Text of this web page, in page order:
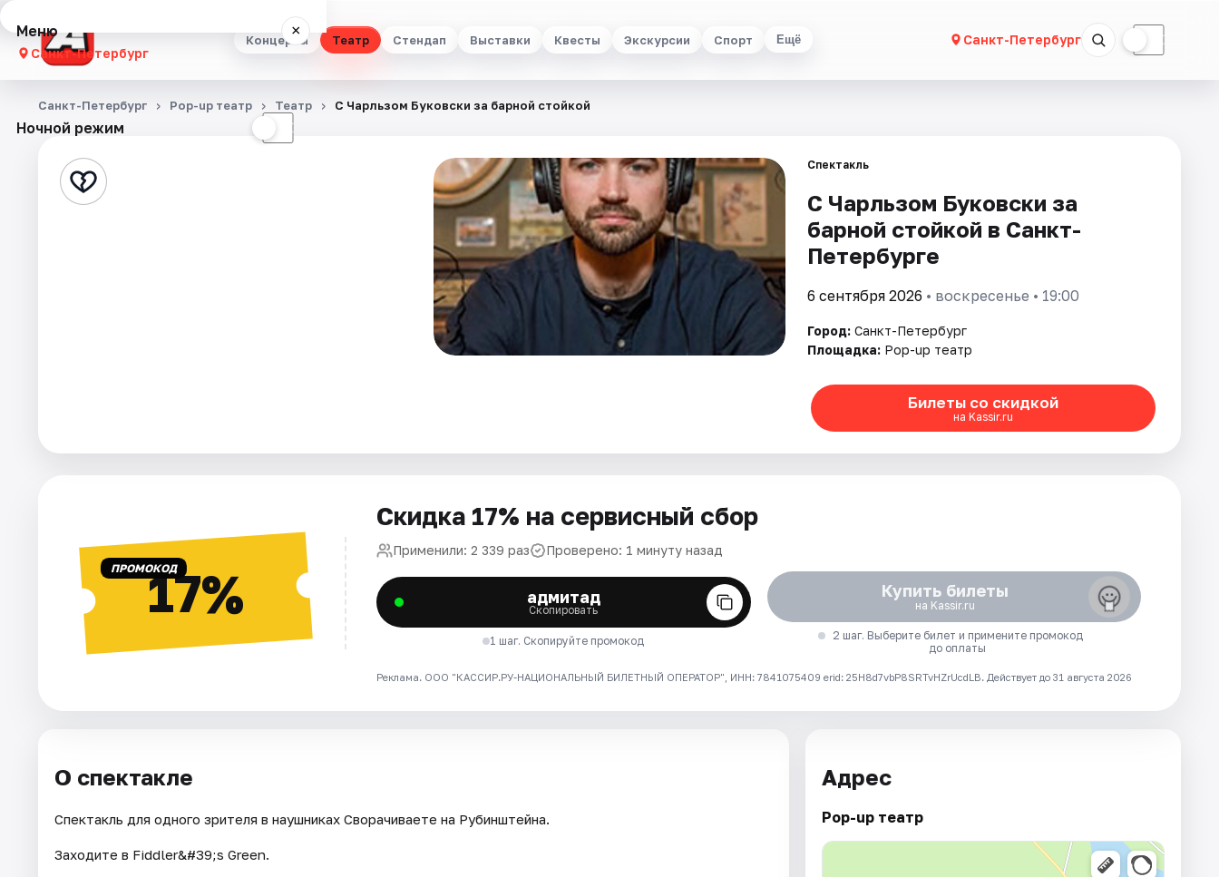
Концерты Театр Стендап Выставки Квесты Экскурсии Спорт Ещё Санкт-Петербург ☾
Меню ×
Санкт-Петербург
Концерты
Стендап
Города
Рейтинги
Ночной режим ☾
Санкт-Петербург Pop-up театр Театр С Чарльзом Буковски за барной стойкой
Спектакль
С Чарльзом Буковски за
барной стойкой в Санкт-
Петербурге
6 сентября 2026 • воскресенье • 19:00
Город: Санкт-Петербург
Площадка: Pop-up театр
Билеты со скидкой
на Kassir.ru
ПРОМОКОД17%
Скидка 17% на сервисный сбор
Применили: 2 339 раз Проверено: 1 минуту назад
адмитад
Скопировать
1 шаг. Скопируйте промокод
Купить билеты
на Kassir.ru
2 шаг. Выберите билет и примените промокод
до оплаты
Реклама. ООО "КАССИР.РУ-НАЦИОНАЛЬНЫЙ БИЛЕТНЫЙ ОПЕРАТОР", ИНН: 7841075409 erid: 25H8d7vbP8SRTvHZrUcdLB. Действует до 31 августа 2026
О спектакле
Спектакль для одного зрителя в наушниках Сворачиваете на Рубинштейна.
Заходите в Fiddler&#39;s Green.
Адрес
Pop-up театр